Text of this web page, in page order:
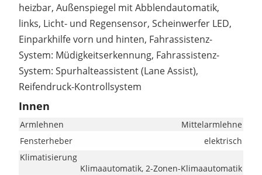
heizbar, Außenspiegel mit Abblendautomatik,
links, Licht- und Regensensor, Scheinwerfer LED,
Einparkhilfe vorn und hinten, Fahrassistenz-
System: Müdigkeitserkennung, Fahrassistenz-
System: Spurhalteassistent (Lane Assist),
Reifendruck-Kontrollsystem
Innen
Armlehnen
Mittelarmlehne
Fensterheber
elektrisch
Klimatisierung
Klimaautomatik, 2-Zonen-Klimaautomatik